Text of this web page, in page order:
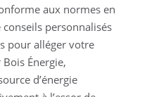
aux normes en
personnalisés
pour alléger votre
Énergie,
d’énergie